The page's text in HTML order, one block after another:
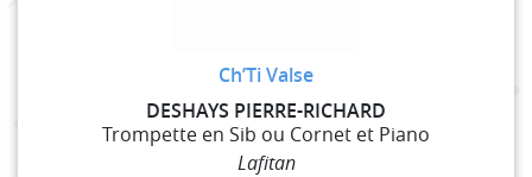
Ch’Ti Valse
DESHAYS PIERRE-RICHARD
Trompette en Sib ou Cornet et Piano
Lafitan